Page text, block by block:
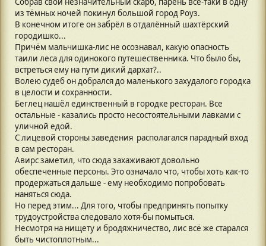
из тёмных ночей покинул большой город Роуз.
В конечном итоге он забрёл в отдалённый шахтёрский
городишко...
Причём мальчишка-лис не осознавал, какую опасность
таили леса для одинокого путешественника. Что было бы,
встреться ему на пути дикий дархат?..
Волею судеб он добрался до маленького захудалого городка
в целости и сохранности.
Беглец нашёл единственный в городке ресторан. Все
остальные - казались просто несостоятельными лавками с
уличной едой.
С лицевой стороны заведения располагался парадный вход
в сам ресторан.
Авирс заметил, что сюда захаживают довольно
обеспеченные персоны. Это означало что, чтобы хоть как-то
продержаться дальше - ему необходимо попробовать
наняться сюда.
Но перед этим... Для того, чтобы предпринять попытку
трудоустройства следовало хотя-бы помыться.
Несмотря на нищету и бродяжничество, лис всё же старался
быть чистоплотным...